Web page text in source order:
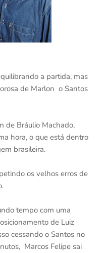
a partida, mas
de Marlon o Santos
de Bráulio Machado,
hora, o que está dentro
brasileira.
os velhos erros de
tempo com uma
de Luiz
cessando o Santos no
Marcos Felipe sai